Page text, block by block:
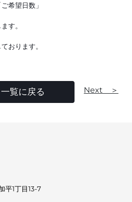
希望日数」
す。
おります。
一覧に戻る Next ＞
平1丁目13‐7